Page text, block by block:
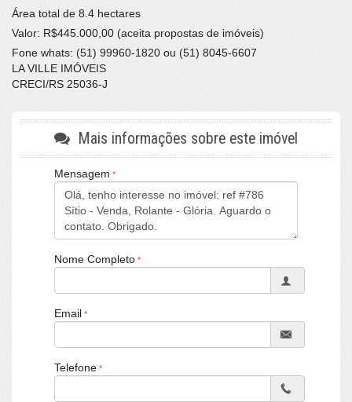
Área total de 8.4 hectares
Valor: R$445.000,00 (aceita propostas de imóveis)
Fone whats: (51) 99960-1820 ou (51) 8045-6607
LA VILLE IMÓVEIS
CRECI/RS 25036-J
Mais informações sobre este imóvel
Mensagem
Nome Completo
Email
Telefone